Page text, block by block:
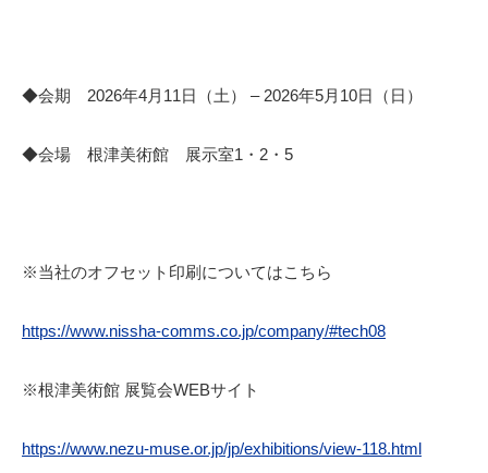
◆会期 2026年4月11日（土） – 2026年5月10日（日）
◆会場 根津美術館 展示室1・2・5
※当社のオフセット印刷についてはこちら
https://www.nissha-comms.co.jp/company/#tech08
※根津美術館 展覧会WEBサイト
https://www.nezu-muse.or.jp/jp/exhibitions/view-118.html